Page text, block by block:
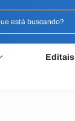
Editais